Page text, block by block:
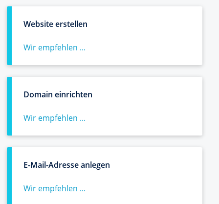
Website erstellen
Wir empfehlen ...
Domain einrichten
Wir empfehlen ...
E-Mail-Adresse anlegen
Wir empfehlen ...